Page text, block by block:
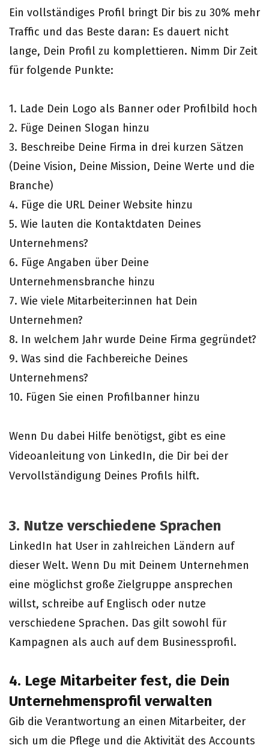
Ein vollständiges Profil bringt Dir bis zu 30% mehr
Traffic und das Beste daran: Es dauert nicht
lange, Dein Profil zu komplettieren. Nimm Dir Zeit
für folgende Punkte:
1. Lade Dein Logo als Banner oder Profilbild hoch
2. Füge Deinen Slogan hinzu
3. Beschreibe Deine Firma in drei kurzen Sätzen
(Deine Vision, Deine Mission, Deine Werte und die
Branche)
4. Füge die URL Deiner Website hinzu
5. Wie lauten die Kontaktdaten Deines
Unternehmens?
6. Füge Angaben über Deine
Unternehmensbranche hinzu
7. Wie viele Mitarbeiter:innen hat Dein
Unternehmen?
8. In welchem Jahr wurde Deine Firma gegründet?
9. Was sind die Fachbereiche Deines
Unternehmens?
10. Fügen Sie einen Profilbanner hinzu
Wenn Du dabei Hilfe benötigst, gibt es eine
Videoanleitung von LinkedIn, die Dir bei der
Vervollständigung Deines Profils hilft.
3. Nutze verschiedene Sprachen
LinkedIn hat User in zahlreichen Ländern auf
dieser Welt. Wenn Du mit Deinem Unternehmen
eine möglichst große Zielgruppe ansprechen
willst, schreibe auf Englisch oder nutze
verschiedene Sprachen. Das gilt sowohl für
Kampagnen als auch auf dem Businessprofil.
4. Lege Mitarbeiter fest, die Dein
Unternehmensprofil verwalten
Gib die Verantwortung an einen Mitarbeiter, der
sich um die Pflege und die Aktivität des Accounts